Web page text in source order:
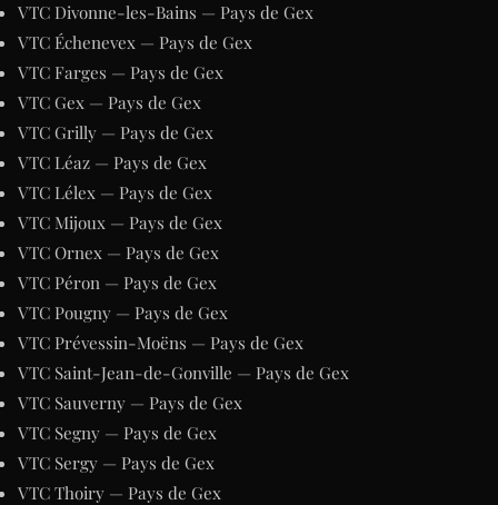
VTC Divonne-les-Bains — Pays de Gex
VTC Échenevex — Pays de Gex
VTC Farges — Pays de Gex
VTC Gex — Pays de Gex
VTC Grilly — Pays de Gex
VTC Léaz — Pays de Gex
VTC Lélex — Pays de Gex
VTC Mijoux — Pays de Gex
VTC Ornex — Pays de Gex
VTC Péron — Pays de Gex
VTC Pougny — Pays de Gex
VTC Prévessin-Moëns — Pays de Gex
VTC Saint-Jean-de-Gonville — Pays de Gex
VTC Sauverny — Pays de Gex
VTC Segny — Pays de Gex
VTC Sergy — Pays de Gex
VTC Thoiry — Pays de Gex